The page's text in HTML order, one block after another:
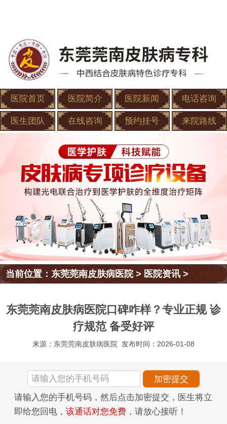
医院首页 医院简介 医院新闻 电话咨询
医生团队 在线咨询 预约挂号 来院路线
当前位置：东莞莞南皮肤病医院> 医院资讯 >
东莞莞南皮肤病医院口碑咋样？专业正规 诊
疗规范 备受好评
来源：东莞莞南皮肤病医院 发布时间：2026-01-08
请输入您的手机号码，然后点击加密提交，医生将立
即给您回电， 该通话对您免费 ，请放心接听！